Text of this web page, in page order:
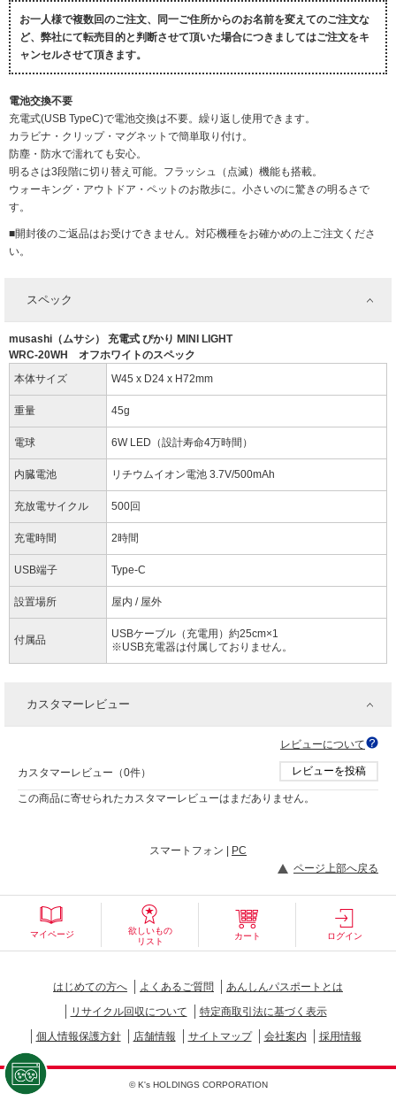
お一人様で複数回のご注文、同一ご住所からのお名前を変えてのご注文な
ど、弊社にて転売目的と判断させて頂いた場合につきましてはご注文をキ
ャンセルさせて頂きます。
電池交換不要
充電式(USB TypeC)で電池交換は不要。繰り返し使用できます。
カラビナ・クリップ・マグネットで簡単取り付け。
防塵・防水で濡れても安心。
明るさは3段階に切り替え可能。フラッシュ（点滅）機能も搭載。
ウォーキング・アウトドア・ペットのお散歩に。小さいのに驚きの明るさで
す。
■開封後のご返品はお受けできません。対応機種をお確かめの上ご注文くださ
い。
スペック
musashi（ムサシ） 充電式 ぴかり MINI LIGHT
WRC-20WH オフホワイトのスペック
本体サイズ
W45 x D24 x H72mm
重量 45g
電球 6W LED（設計寿命4万時間）
内臓電池 リチウムイオン電池 3.7V/500mAh
充放電サイクル 500回
充電時間 2時間
USB端子 Type-C
設置場所 屋内 / 屋外
付属品
USBケーブル（充電用）約25cm×1
※USB充電器は付属しておりません。
カスタマーレビュー
レビューについて
カスタマーレビュー（0件） レビューを投稿
この商品に寄せられたカスタマーレビューはまだありません。
スマートフォン |
PC
ページ上部へ戻る
マイページ
欲しいもの
リスト
カート ログイン
はじめての方へ よくあるご質問
あんしんパスポートとは
リサイクル回収について
特定商取引法に基づく表示
個人情報保護方針
店舗情報 サイトマップ 会社案内 採用情報
© K's HOLDINGS CORPORATION